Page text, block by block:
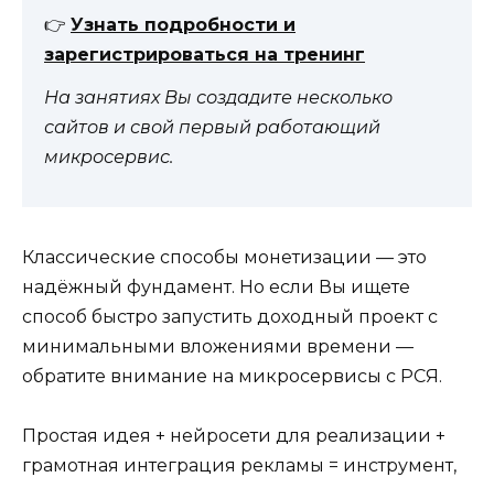
👉 Узнать подробности и
зарегистрироваться на тренинг
На занятиях Вы создадите несколько
сайтов и свой первый работающий
микросервис.
Классические способы монетизации — это
надёжный фундамент. Но если Вы ищете
способ быстро запустить доходный проект с
минимальными вложениями времени —
обратите внимание на микросервисы с РСЯ.
Простая идея + нейросети для реализации +
грамотная интеграция рекламы = инструмент,